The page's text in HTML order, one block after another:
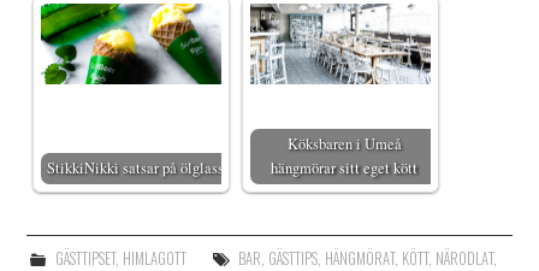
StikkiNikki satsar på ölglass
Köksbaren i Umeå
hängmörar sitt eget kött
GÄSTTIPSET, HIMLAGOTT BAR GÄSTTIPS, HÄNGMÖRAT, KÖTT, NÄRODLAT,